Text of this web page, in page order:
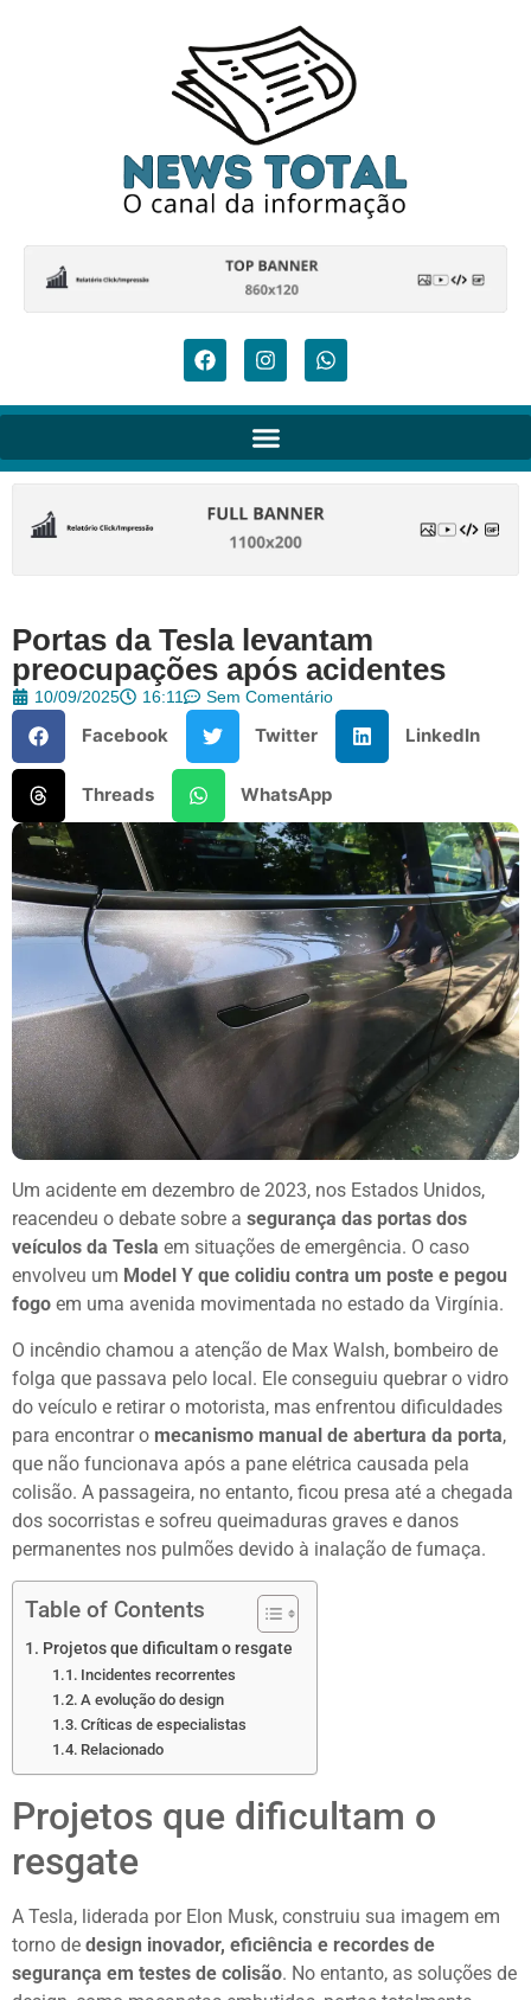
Portas da Tesla levantam
preocupações após acidentes
10/09/2025 16:11 Sem Comentário
Facebook Twitter LinkedIn
Threads WhatsApp
Um acidente em dezembro de 2023, nos Estados Unidos,
reacendeu o debate sobre a segurança das portas dos
veículos da Tesla em situações de emergência. O caso
envolveu um Model Y que colidiu contra um poste e pegou
fogo em uma avenida movimentada no estado da Virgínia.
O incêndio chamou a atenção de Max Walsh, bombeiro de
folga que passava pelo local. Ele conseguiu quebrar o vidro
do veículo e retirar o motorista, mas enfrentou dificuldades
para encontrar o mecanismo manual de abertura da porta,
que não funcionava após a pane elétrica causada pela
colisão. A passageira, no entanto, ficou presa até a chegada
dos socorristas e sofreu queimaduras graves e danos
permanentes nos pulmões devido à inalação de fumaça.
Table of Contents
Projetos que dificultam o resgate
Incidentes recorrentes
A evolução do design
Críticas de especialistas
Relacionado
Projetos que dificultam o
resgate
A Tesla, liderada por Elon Musk, construiu sua imagem em
torno de design inovador, eficiência e recordes de
segurança em testes de colisão. No entanto, as soluções de